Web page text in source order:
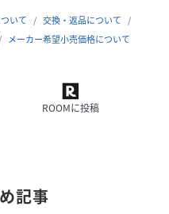
剤は使用しないでくださ
があります。定期的に空
さい。特に淡色のクッシ
ります。
いて
交換・返品について
メーカー希望小売価格について
ROOMに投稿
記事